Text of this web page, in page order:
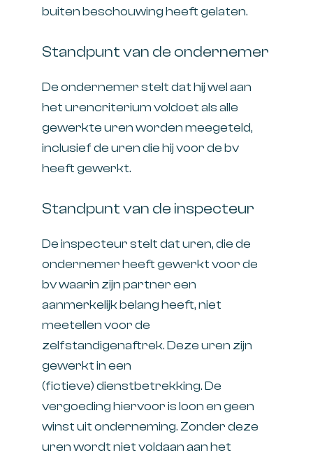
buiten beschouwing heeft gelaten.
Standpunt van de ondernemer
De ondernemer stelt dat hij wel aan
het urencriterium voldoet als alle
gewerkte uren worden meegeteld,
inclusief de uren die hij voor de bv
heeft gewerkt.
Standpunt van de inspecteur
De inspecteur stelt dat uren, die de
ondernemer heeft gewerkt voor de
bv waarin zijn partner een
aanmerkelijk belang heeft, niet
meetellen voor de
zelfstandigenaftrek. Deze uren zijn
gewerkt in een
(fictieve) dienstbetrekking. De
vergoeding hiervoor is loon en geen
winst uit onderneming. Zonder deze
uren wordt niet voldaan aan het